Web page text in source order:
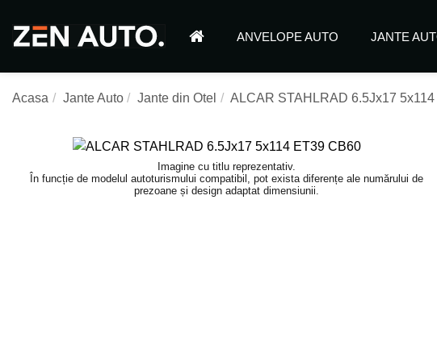
ANVELOPE AUTO JANTE
Acasa Jante Auto Jante din Otel ALCAR STAHLRAD 6.5Jx17
Imagine cu titlu reprezentativ.
În funcție de modelul autoturismului compatibil, pot exista diferențe ale numărului de
prezoane și design adaptat dimensiunii.